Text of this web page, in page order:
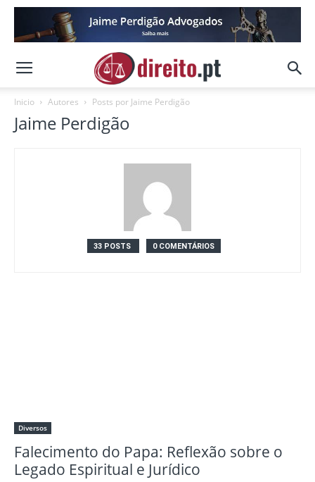
Inicio Autores Posts por Jaime Perdigão
Jaime Perdigão
33 POSTS 0 COMENTÁRIOS
Diversos
Falecimento do Papa: Reflexão sobre o
Legado Espiritual e Jurídico